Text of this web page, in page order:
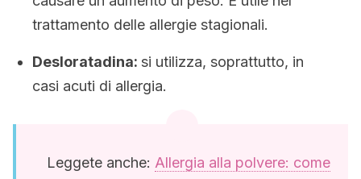
trattamento delle allergie stagionali.
Desloratadina: si utilizza, soprattutto, in
casi acuti di allergia.
Leggete anche: Allergia alla polvere: come